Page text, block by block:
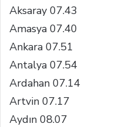
Aksaray 07.43
Amasya 07.40
Ankara 07.51
Antalya 07.54
Ardahan 07.14
Artvin 07.17
Aydın 08.07